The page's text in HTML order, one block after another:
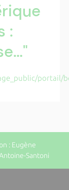
:
portail/
: Eugène
Santoni